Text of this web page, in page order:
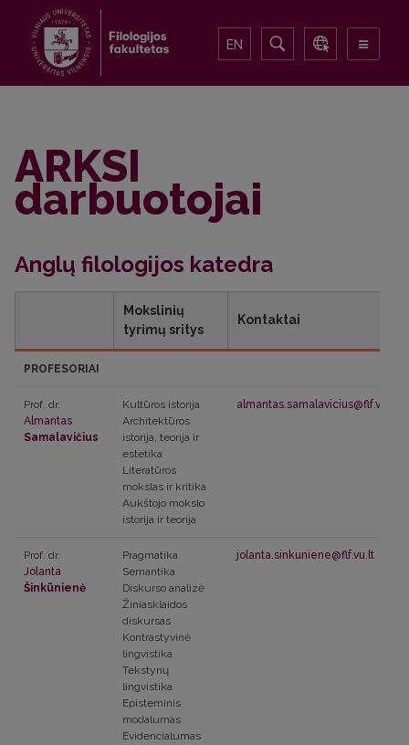
EN
ARKSI
darbuotojai
Anglų filologijos katedra
Mokslinių
tyrimų sritys
Kontaktai
PROFESORIAI
Prof. dr.
Almantas
Samalavičius
Kultūros istorija
Architektūros
istorija, teorija ir
estetika
Literatūros
mokslas ir kritika
Aukštojo mokslo
istorija ir teorija
almantas.samalavicius@flf.vu.lt
Prof. dr.
Jolanta
Šinkūnienė
Pragmatika
Semantika
Diskurso analizė
Žiniasklaidos
diskursas
Kontrastyvinė
lingvistika
Tekstynų
lingvistika
Episteminis
modalumas
Evidencialumas
jolanta.sinkuniene@flf.vu.lt